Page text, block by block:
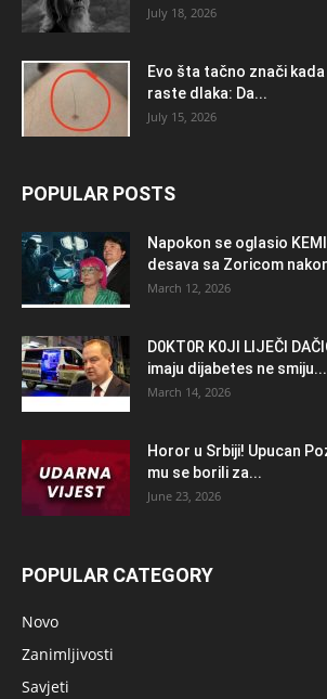
July 18, 2026
Evo šta tačno znači
raste dlaka: Da...
July 15, 2026
POPULAR POSTS
Napokon se oglasio
desava sa Zoricom
March 12, 2026
D0KT0R K0Jl LlJEČl
imaju dijabetes ne smiju...
March 14, 2026
Horor u Srbiji! Upucan
mu se borili za...
June 23, 2026
POPULAR CATEGORY
Novo
Zanimljivosti
Savjeti